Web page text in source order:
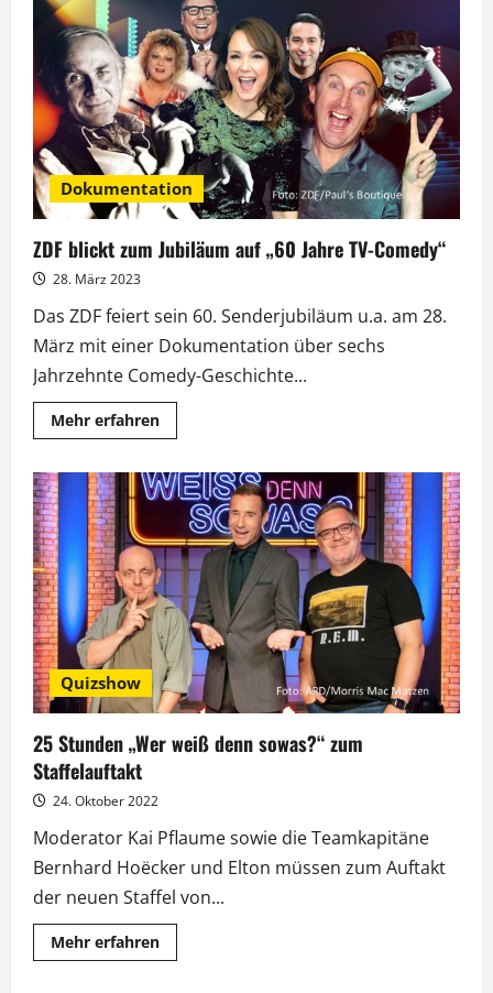
mit
Lars
Klingbeil
und
Almuth
Schult
Dokumentation
ZDF blickt zum Jubiläum auf „60 Jahre TV-Comedy“
28. März 2023
Das ZDF feiert sein 60. Senderjubiläum u.a. am 28.
März mit einer Dokumentation über sechs
Jahrzehnte Comedy-Geschichte...
Mehr erfahrenMehr
Informationen
blickt
zum
Jubiläum
„60
Jahre
TV-
Comedy“
Quizshow
25 Stunden „Wer weiß denn sowas?“ zum
Staffelauftakt
24. Oktober 2022
Moderator Kai Pflaume sowie die Teamkapitäne
Bernhard Hoëcker und Elton müssen zum Auftakt
der neuen Staffel von...
Mehr erfahrenMehr
Informationen